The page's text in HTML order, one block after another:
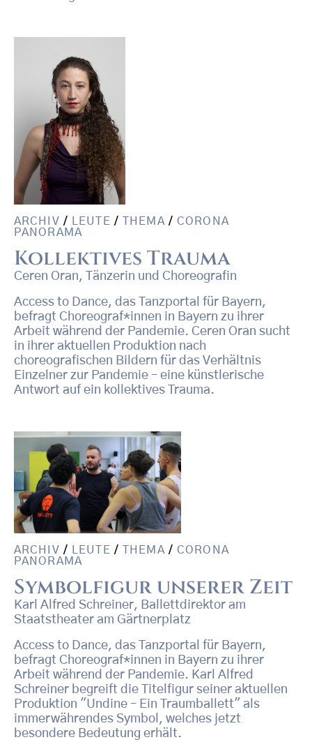
ARCHIV / LEUTE / THEMA/CORONA
PANORAMA
Kollektives Trauma
Ceren Oran, Tänzerin und Choreografin
Access to Dance, das Tanzportal für Bayern,
befragt Choreograf*innen in Bayern zu ihrer
Arbeit während der Pandemie. Ceren Oran sucht
in ihrer aktuellen Produktion nach
choreografischen Bildern für das Verhältnis
Einzelner zur Pandemie – eine künstlerische
Antwort auf ein kollektives Trauma.
ARCHIV / LEUTE / THEMA /CORONA
PANORAMA
Symbolfigur unserer Zeit
Karl Alfred Schreiner, Ballettdirektor am
Staatstheater am Gärtnerplatz
Access to Dance, das Tanzportal für Bayern,
befragt Choreograf*innen in Bayern zu ihrer
Arbeit während der Pandemie. Karl Alfred
Schreiner begreift die Titelfigur seiner aktuellen
Produktion "Undine – Ein Traumballett" als
immerwährendes Symbol, welches jetzt
besondere Bedeutung erhält.